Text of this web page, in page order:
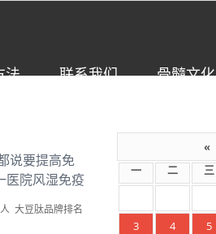
法 联系我们 骨髓文化
说要提高免
医院风湿免疫
大豆肽品牌排名
«
一 二 三
3
4 5